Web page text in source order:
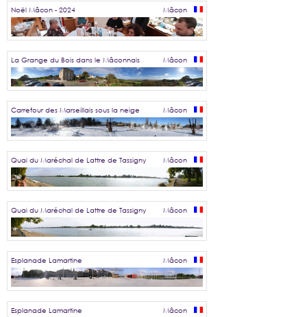
Noël Mâcon - 2024 Mâcon
La Grange du Bois dans le Mâconnais Mâcon
Carrefour des Marseillais sous la neige Mâcon
Quai du Maréchal de Lattre de Tassigny Mâcon
Quai du Maréchal de Lattre de Tassigny Mâcon
Esplanade Lamartine Mâcon
Esplanade Lamartine Mâcon